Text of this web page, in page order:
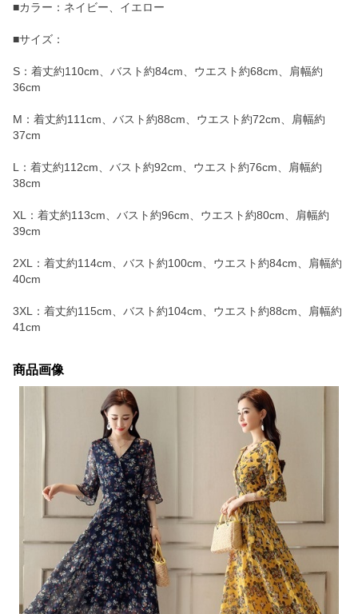
■カラー：ネイビー、イエロー
■サイズ：
S：着丈約110cm、バスト約84cm、ウエスト約68cm、肩幅約
36cm
M：着丈約111cm、バスト約88cm、ウエスト約72cm、肩幅約
37cm
L：着丈約112cm、バスト約92cm、ウエスト約76cm、肩幅約
38cm
XL：着丈約113cm、バスト約96cm、ウエスト約80cm、肩幅約
39cm
2XL：着丈約114cm、バスト約100cm、ウエスト約84cm、肩幅約
40cm
3XL：着丈約115cm、バスト約104cm、ウエスト約88cm、肩幅約
41cm
商品画像